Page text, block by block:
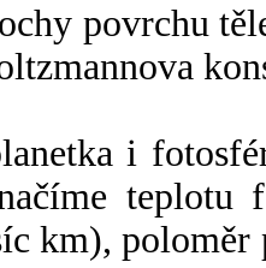
povrchu
i
km),